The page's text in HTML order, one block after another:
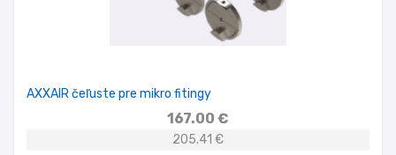
AXXAIR čeľuste pre mikro fitingy
167.00 €
205.41 €